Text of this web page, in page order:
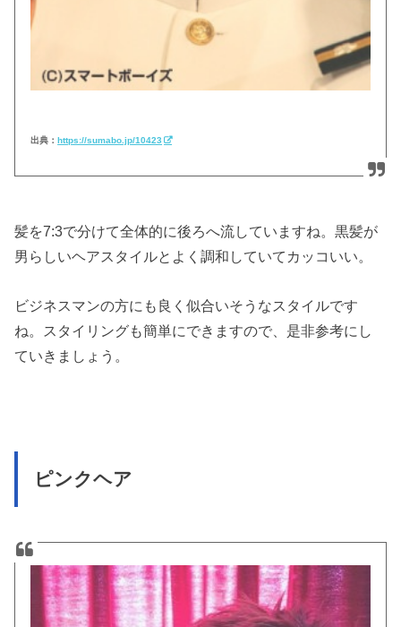
出典：https://sumabo.jp/10423
髪を7:3で分けて全体的に後ろへ流していますね。黒髪が
男らしいヘアスタイルとよく調和していてカッコいい。
ビジネスマンの方にも良く似合いそうなスタイルです
ね。スタイリングも簡単にできますので、是非参考にし
ていきましょう。
ピンクヘア